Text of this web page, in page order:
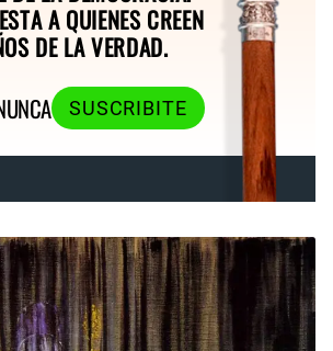
A QUIENES CREEN
DE LA VERDAD.
SUSCRIBITE